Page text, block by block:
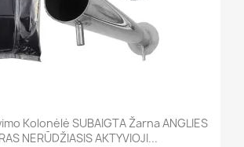
Kolonėlė SUBAIGTA Žarna ANGLIES
NERŪDŽIASIS AKTYVIOJI...